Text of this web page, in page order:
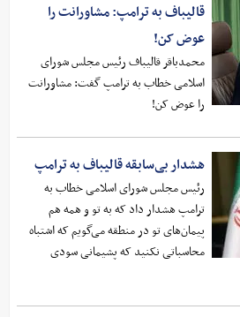
قالیباف به ترامپ: مشاورانت را
عوض کن!
محمدباقر قالیباف رئیس مجلس شورای
اسلامی خطاب به ترامپ گفت: مشاورانت
را عوض کن!
هشدار بی‌سابقه قالیباف به ترامپ
رئیس مجلس شورای اسلامی خطاب به
ترامپ هشدار داد که به تو و همه هم
پیمان‌های تو در منطقه می‌گویم که اشتباه
محاسباتی نکنید که پشیمانی سودی